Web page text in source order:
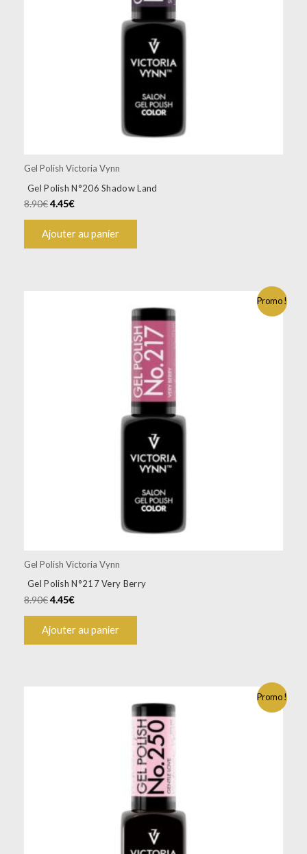
Gel Polish Victoria Vynn
Gel Polish N°206 Shadow Land
8.90€4.45€
Ajouter au panier
Promo !
Gel Polish Victoria Vynn
Gel Polish N°217 Very Berry
8.90€4.45€
Ajouter au panier
Promo !